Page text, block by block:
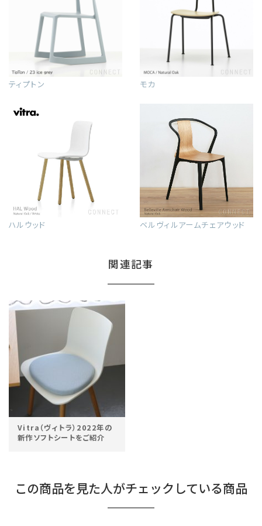
ティプトン モカ
ハルウッド ベルヴィルアームチェアウッド
関連記事
Vitra（ヴィトラ）2022年の
新作ソフトシートをご紹介
この商品を見た人がチェックしている商品